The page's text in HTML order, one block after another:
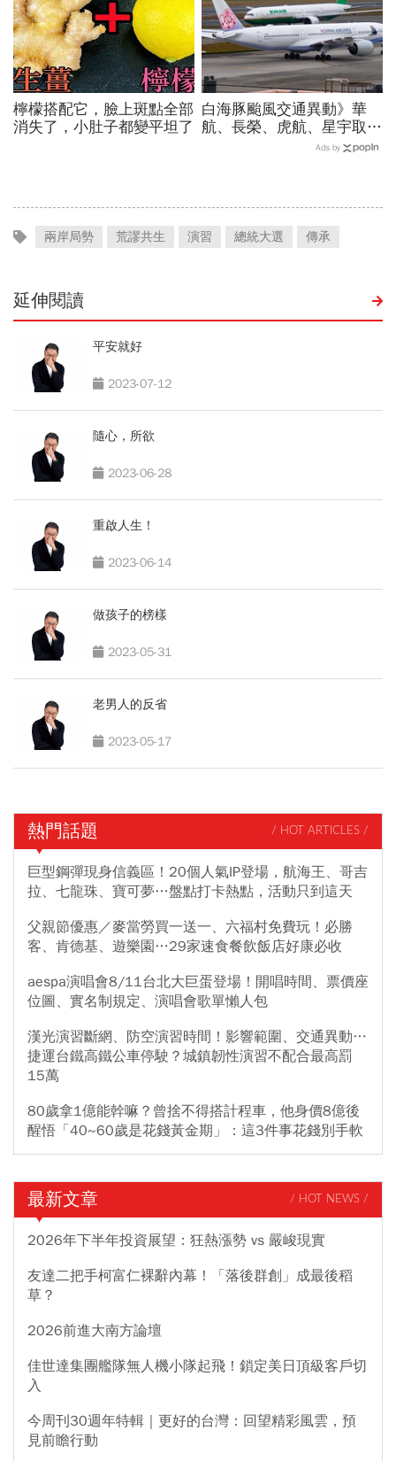
檸檬搭配它，臉上斑點全部
消失了，小肚子都變平坦了
白海豚颱風交通異動》華
航、長榮、虎航、星宇取消
航班：8/6-8/8逾50班次停
Ads by
兩岸局勢 荒謬共生 演習 總統大選 傳承
延伸閱讀
平安就好
2023-07-12
隨心，所欲
2023-06-28
重啟人生！
2023-06-14
做孩子的榜樣
2023-05-31
老男人的反省
2023-05-17
熱門話題 / HOT ARTICLES /
巨型鋼彈現身信義區！20個人氣IP登場，航海王、哥吉
拉、七龍珠、寶可夢…盤點打卡熱點，活動只到這天
父親節優惠／麥當勞買一送一、六福村免費玩！必勝
客、肯德基、遊樂園…29家速食餐飲飯店好康必收
aespa演唱會8/11台北大巨蛋登場！開唱時間、票價座
位圖、實名制規定、演唱會歌單懶人包
漢光演習斷網、防空演習時間！影響範圍、交通異動…
捷運台鐵高鐵公車停駛？城鎮韌性演習不配合最高罰
15萬
80歲拿1億能幹嘛？曾捨不得搭計程車，他身價8億後
醒悟「40~60歲是花錢黃金期」：這3件事花錢別手軟
最新文章 / HOT NEWS /
2026年下半年投資展望：狂熱漲勢 vs 嚴峻現實
友達二把手柯富仁裸辭內幕！「落後群創」成最後稻
草？
2026前進大南方論壇
佳世達集團艦隊無人機小隊起飛！鎖定美日頂級客戶切
入
今周刊30週年特輯｜更好的台灣：回望精彩風雲，預
見前瞻行動